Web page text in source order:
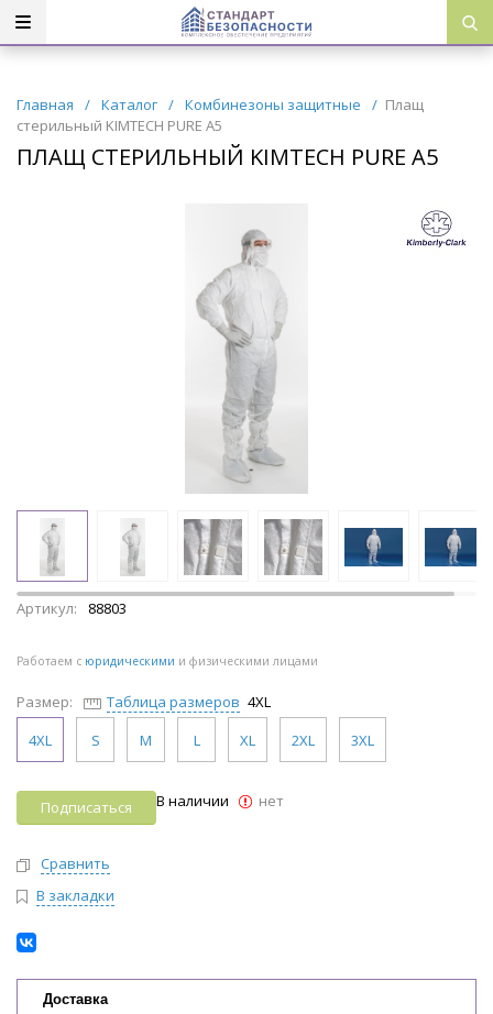
Главная / Каталог / Комбинезоны защитные / Плащ
стерильный KIMTECH PURE A5
ПЛАЩ СТЕРИЛЬНЫЙ KIMTECH PURE A5
Артикул: 88803
Работаем с юридическими и физическими лицами
Размер: Таблица размеров 4XL
4XL
S M L XL 2XL 3XL
Подписаться В наличии нет
Сравнить
В закладки
Доставка